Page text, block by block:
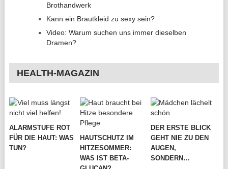
Brothandwerk
Kann ein Brautkleid zu sexy sein?
Video: Warum suchen uns immer dieselben
Dramen?
HEALTH-MAGAZIN
ALARMSTUFE ROT
FÜR DIE HAUT: WAS
TUN?
HAUTSCHUTZ IM
HITZESOMMER:
WAS IST BETA-
DER ERSTE BLICK
GEHT NIE ZU DEN
AUGEN,
SONDERN…